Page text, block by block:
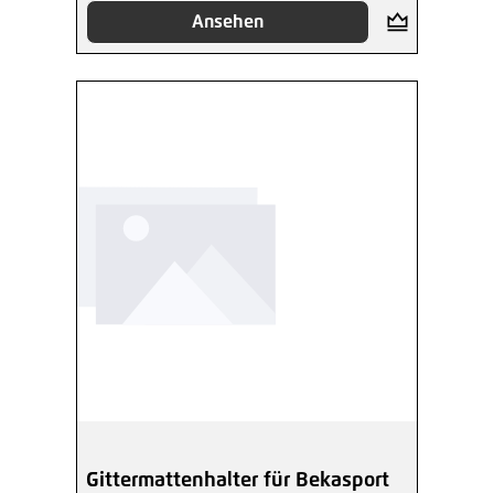
Ansehen
Gittermattenhalter für Bekasport